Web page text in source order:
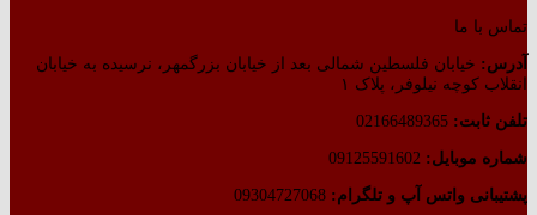
تماس با ما
آدرس: خیابان فلسطین شمالی بعد از خیابان بزرگمهر، نرسیده به خیابان
انقلاب کوچه نیلوفر، پلاک ۱
تلفن ثابت:
شماره موبایل:
پشتیبانی واتس آپ و تلگرام: